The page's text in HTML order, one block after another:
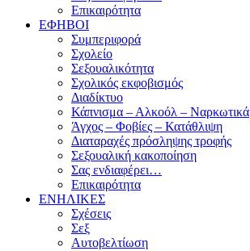
Επικαιρότητα
ΕΦΗΒΟΙ
Συμπεριφορά
Σχολείο
Σεξουαλικότητα
Σχολικός εκφοβισμός
Διαδίκτυο
Κάπνισμα – Αλκοόλ – Ναρκωτικά
Άγχος – Φοβίες – Κατάθλιψη
Διαταραχές πρόσληψης τροφής
Σεξουαλική κακοποίηση
Σας ενδιαφέρει…
Επικαιρότητα
ΕΝΗΛΙΚΕΣ
Σχέσεις
Σεξ
Αυτοβελτίωση